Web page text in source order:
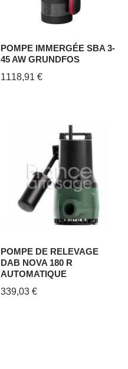
POMPE IMMERGÉE SBA 3-
45 AW GRUNDFOS
1118,91€
POMPE DE RELEVAGE
DAB NOVA 180 R
AUTOMATIQUE
339,03€